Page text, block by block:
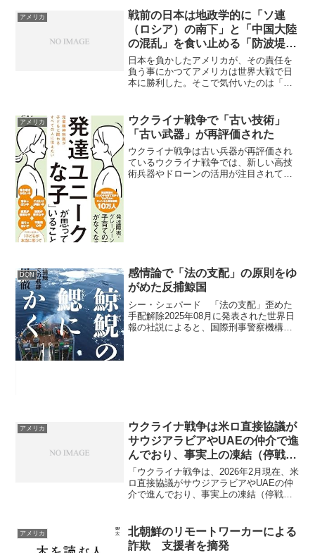
アメリカ
戦前の日本は地政学的に「ソ連
（ロシア）の南下」と「中国大陸
の混乱」を食い止める「防波堤」
の役割だった
日本を負かしたアメリカが、その責任を
負う事にかつてアメリカは世界大戦で日
本に勝利した。そこで気付いたのは「実
事で、アメリカがその役割を引き継ぐ事
になった。コストが増えた...
アメリカ
ウクライナ戦争で「古い技術」
「古い武器」が再評価された
ウクライナ戦争は古い兵器が再評価され
ているウクライナ戦争では、新しい高技
術兵器やドローンの活用が注目されてい
DQN
感情論で「法の支配」の原則をゆ
がめた反捕鯨国
シー・シェパード 「法の支配」歪めた
手配解除2025年08月に発表された世界日
報の社説によると、国際刑事警察機構
アメリカ
ウクライナ戦争は米ロ直接協議が
サウジアラビアやUAEの仲介で進
んでおり、事実上の凍結（停戦）
に向けた最終調整の段階に
「ウクライナ戦争は、2026年2月現在、米
ロ直接協議がサウジアラビアやUAEの仲
介で進んでおり、事実上の凍結（停戦）
いう条件で停戦しそう？ウクライナ停戦
協議の主な条件と構...
アメリカ
北朝鮮のリモートワーカーによる
詐欺 支援者を摘発